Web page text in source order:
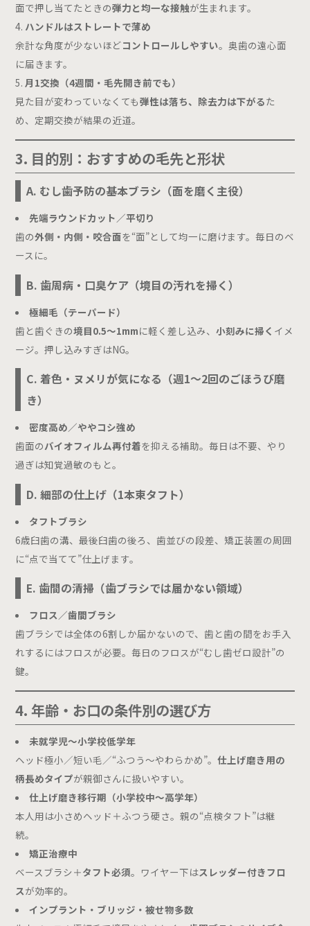
面で押し当てたときの弾力と均一な接触が生まれます。
ハンドルはストレートで薄め
余計な角度が少ないほどコントロールしやすい。奥歯の遠心面
に届きます。
月1交換（4週間・毛先開き前でも）
見た目が変わっていなくても弾性は落ち、除去力は下がるた
め、定期交換が結果の近道。
3. 目的別：おすすめの毛先と形状
A. むし歯予防の基本ブラシ（面を磨く主役）
先端ラウンドカット／平切り
歯の外側・内側・咬合面を“面”として均一に磨けます。毎日のベ
ースに。
B. 歯周病・口臭ケア（境目の汚れを掃く）
極細毛（テーパード）
歯と歯ぐきの境目0.5〜1mmに軽く差し込み、小刻みに掃く イメ
ージ。押し込みすぎはNG。
C. 着色・ヌメリが気になる（週1〜2回のごほうび磨
き）
密度高め／ややコシ強め
歯面のバイオフィルム再付着を抑える補助。毎日は不要、やり
過ぎは知覚過敏のもと。
D. 細部の仕上げ（1本束タフト）
タフトブラシ
6歳臼歯の溝、最後臼歯の後ろ、歯並びの段差、矯正装置の周囲
に“点で当てて”仕上げます。
E. 歯間の清掃（歯ブラシでは届かない領域）
フロス／歯間ブラシ
歯ブラシでは全体の6割しか届かないので、歯と歯の間をお手入
れするにはフロスが必要。毎日のフロスが“むし歯ゼロ設計”の
鍵。
4. 年齢・お口の条件別の選び方
未就学児〜小学校低学年
ヘッド極小／短い毛／“ふつう〜やわらかめ”。仕上げ磨き用の
柄長めタイプが親御さんに扱いやすい。
仕上げ磨き移行期（小学校中〜高学年）
本人用は小さめヘッド＋ふつう硬さ。親の“点検タフト”は継
続。
矯正治療中
ベースブラシ＋タフト必須。ワイヤー下はスレッダー付きフロ
スが効率的。
インプラント・ブリッジ・被せ物多数